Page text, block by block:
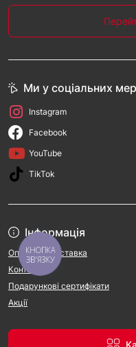
Інформація
Оплата та доставка
Контакти
Подарункові сертифікати
Акції
Ми у соціальних
Instagram
Facebook
YouTube
TikTok
КНОПКА
ЗВ'ЯЗКУ